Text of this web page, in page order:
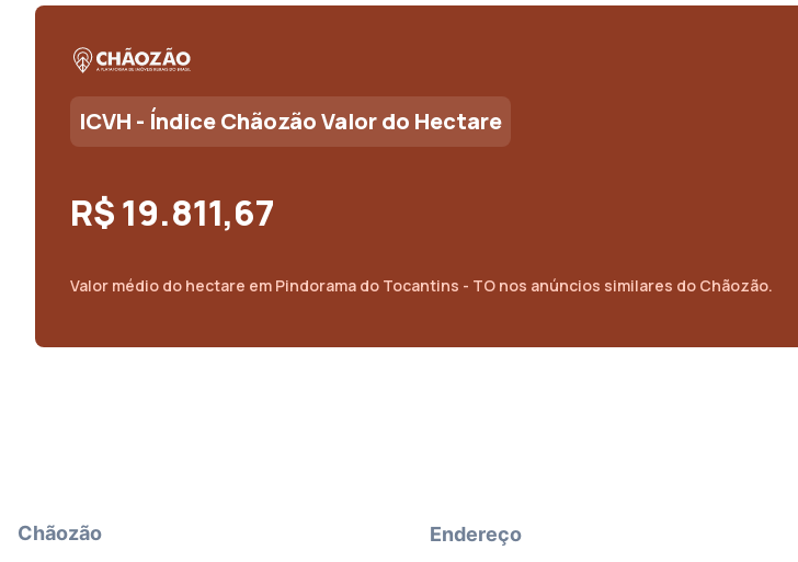
ICVH - Índice Chãozão Valor do Hectare
R$ 19.811,67
Valor médio do hectare em Pindorama do Tocantins - TO nos anúncios similares do Chãozão.
Chãozão Endereço